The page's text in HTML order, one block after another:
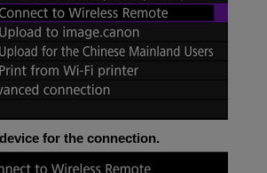
for the connection.